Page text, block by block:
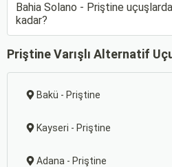
Bahia Solano - Priştine
kadar?
Priştine Varışlı Alternatif
Bakü - Priştine
Kayseri - Priştine
Adana - Priştine